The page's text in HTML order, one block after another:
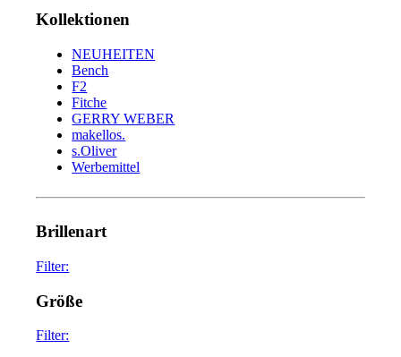
Kollektionen
NEUHEITEN
Bench
F2
Fitche
GERRY WEBER
makellos.
s.Oliver
Werbemittel
Brillenart
Filter:
sunglasses
Größe
Filter: